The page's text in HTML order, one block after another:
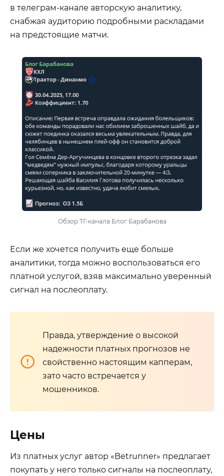
в телеграм-канале авторскую аналитику,
снабжая аудиторию подробными раскладами
на предстоящие матчи.
Обзор ТГ-канала Блог Барабанова
Если же хочется получить еще больше
аналитики, тогда можно воспользоваться его
платной услугой, взяв максимально уверенный
сигнал на послеоплату.
Правда, утверждение о высокой
надежности платных прогнозов не
свойственно настоящим капперам,
зато часто встречается у
мошенников.
Цены
Из платных услуг автор «Betrunner» предлагает
покупать у него только сигналы на послеоплату,